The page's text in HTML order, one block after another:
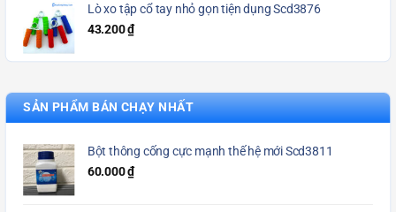
Lò xo tập cổ tay nhỏ gọn tiện dụng Scd3876
43.200₫
SẢN PHẨM BÁN CHẠY NHẤT
Bột thông cống cực mạnh thế hệ mới Scd3811
60.000₫